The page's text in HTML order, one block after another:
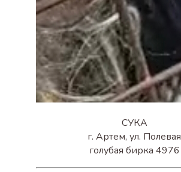
СУКА
г. Артем, ул. Полевая
голубая бирка 4976